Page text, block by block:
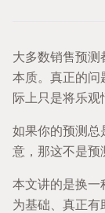
大多数销售预
本质。真正的问
际上只是将乐观
如果你的预测总
意，那这不是预
本文讲的是换一
为基础、真正